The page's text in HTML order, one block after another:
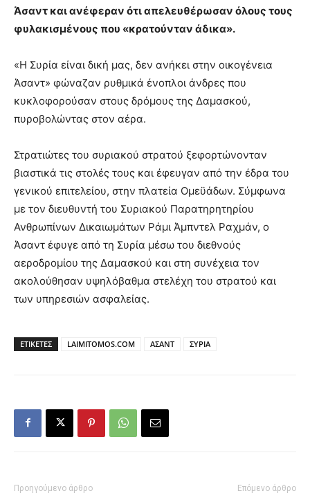
Άσαντ και ανέφεραν ότι απελευθέρωσαν όλους τους
φυλακισμένους που «κρατούνταν άδικα».
«Η Συρία είναι δική μας, δεν ανήκει στην οικογένεια
Άσαντ» φώναζαν ρυθμικά ένοπλοι άνδρες που
κυκλοφορούσαν στους δρόμους της Δαμασκού,
πυροβολώντας στον αέρα.
Στρατιώτες του συριακού στρατού ξεφορτώνονταν
βιαστικά τις στολές τους και έφευγαν από την έδρα του
γενικού επιτελείου, στην πλατεία Ομεϋάδων. Σύμφωνα
με τον διευθυντή του Συριακού Παρατηρητηρίου
Ανθρωπίνων Δικαιωμάτων Ράμι Άμπντελ Ραχμάν, ο
Άσαντ έφυγε από τη Συρία μέσω του διεθνούς
αεροδρομίου της Δαμασκού και στη συνέχεια τον
ακολούθησαν υψηλόβαθμα στελέχη του στρατού και
των υπηρεσιών ασφαλείας.
ΕΤΙΚΕΤΕΣ LAIMITOMOS.COM ΑΣΑΝΤ ΣΥΡΙΑ
Προηγούμενο άρθρο Επόμενο άρθρο